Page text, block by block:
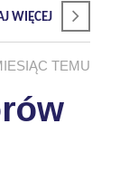
WIĘCEJ
TEMU